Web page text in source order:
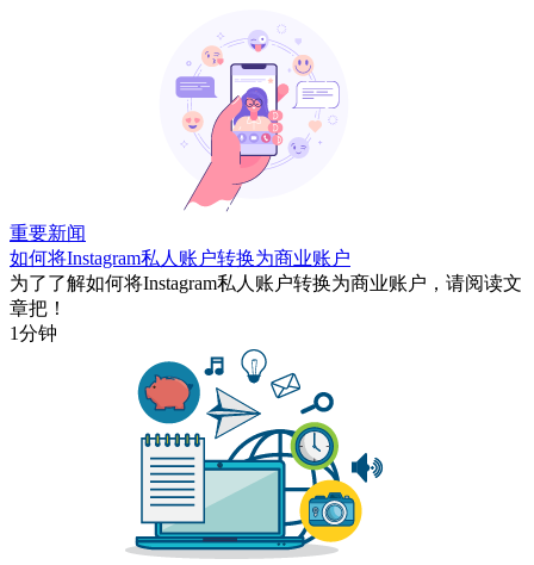
重要新闻
如何将Instagram私人账户转换为商业账户
为了了解如何将Instagram私人账户转换为商业账户，请阅读文
章把！
1分钟